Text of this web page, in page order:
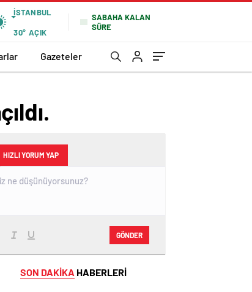
İSTANBUL
30° AÇIK
SABAHA KALAN
SÜRE
Gazeteler
HIZLI YORUM YAP
GÖNDER
SON DAKİKA HABERLERİ